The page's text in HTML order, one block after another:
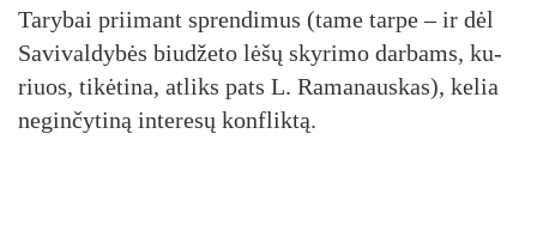
Ta­ry­bai prii­mant spren­di­mus (ta­me tar­pe – ir dėl
Sa­vi­val­dy­bės biu­dže­to lė­šų sky­ri­mo dar­bams, ku­
riuos, ti­kė­ti­na, at­liks pa­ts L. Ra­ma­naus­kas), ke­lia
ne­gin­čy­ti­ną in­te­re­sų konf­lik­tą.